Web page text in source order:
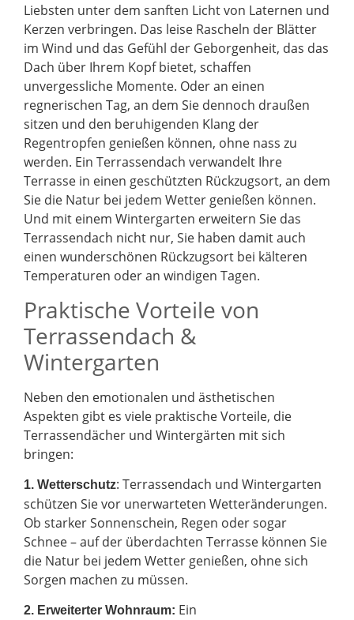
Liebsten unter dem sanften Licht von Laternen und
Kerzen verbringen. Das leise Rascheln der Blätter
im Wind und das Gefühl der Geborgenheit, das das
Dach über Ihrem Kopf bietet, schaffen
unvergessliche Momente. Oder an einen
regnerischen Tag, an dem Sie dennoch draußen
sitzen und den beruhigenden Klang der
Regentropfen genießen können, ohne nass zu
werden. Ein Terrassendach verwandelt Ihre
Terrasse in einen geschützten Rückzugsort, an dem
Sie die Natur bei jedem Wetter genießen können.
Und mit einem Wintergarten erweitern Sie das
Terrassendach nicht nur, Sie haben damit auch
einen wunderschönen Rückzugsort bei kälteren
Temperaturen oder an windigen Tagen.
Praktische Vorteile von
Terrassendach &
Wintergarten
Neben den emotionalen und ästhetischen
Aspekten gibt es viele praktische Vorteile, die
Terrassendächer und Wintergärten mit sich
bringen:
1. Wetterschutz: Terrassendach und Wintergarten
schützen Sie vor unerwarteten Wetteränderungen.
Ob starker Sonnenschein, Regen oder sogar
Schnee – auf der überdachten Terrasse können Sie
die Natur bei jedem Wetter genießen, ohne sich
Sorgen machen zu müssen.
2. Erweiterter Wohnraum: Ein